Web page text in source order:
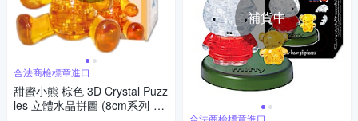
合法商檢標章進口
甜蜜小熊 棕色 3D Crystal Puzz
les 立體水晶拼圖 (8cm系列-41
補貨中